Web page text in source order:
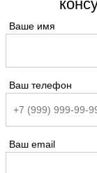
Ваше имя
Ваш телефон
Ваш email